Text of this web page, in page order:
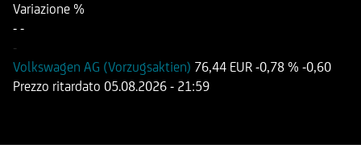
Variazione %
- -
-
Volkswagen AG (Vorzugsaktien) 76,44 EUR -0,78 % -0,60
Prezzo ritardato 05.08.2026 - 21:59